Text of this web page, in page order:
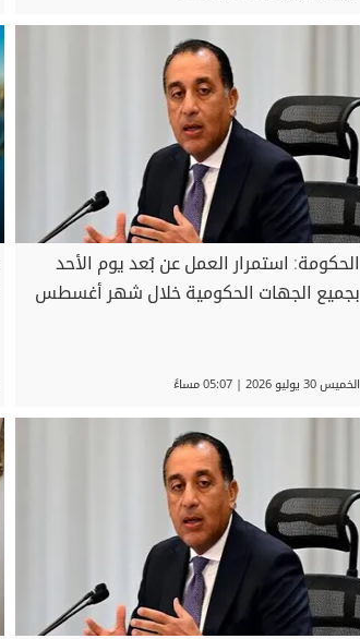
الحكومة: استمرار العمل عن بُعد يوم الأحد
بجميع الجهات الحكومية خلال شهر أغسطس
الخميس 30 يوليو 2026 | 05:07 مساءً